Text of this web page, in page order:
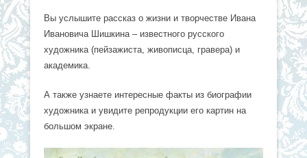
Вы услышите рассказ о жизни и творчестве Ивана
Ивановича Шишкина – известного русского
художника (пейзажиста, живописца, гравера) и
академика.
А также узнаете интересные факты из биографии
художника и увидите репродукции его картин на
большом экране.